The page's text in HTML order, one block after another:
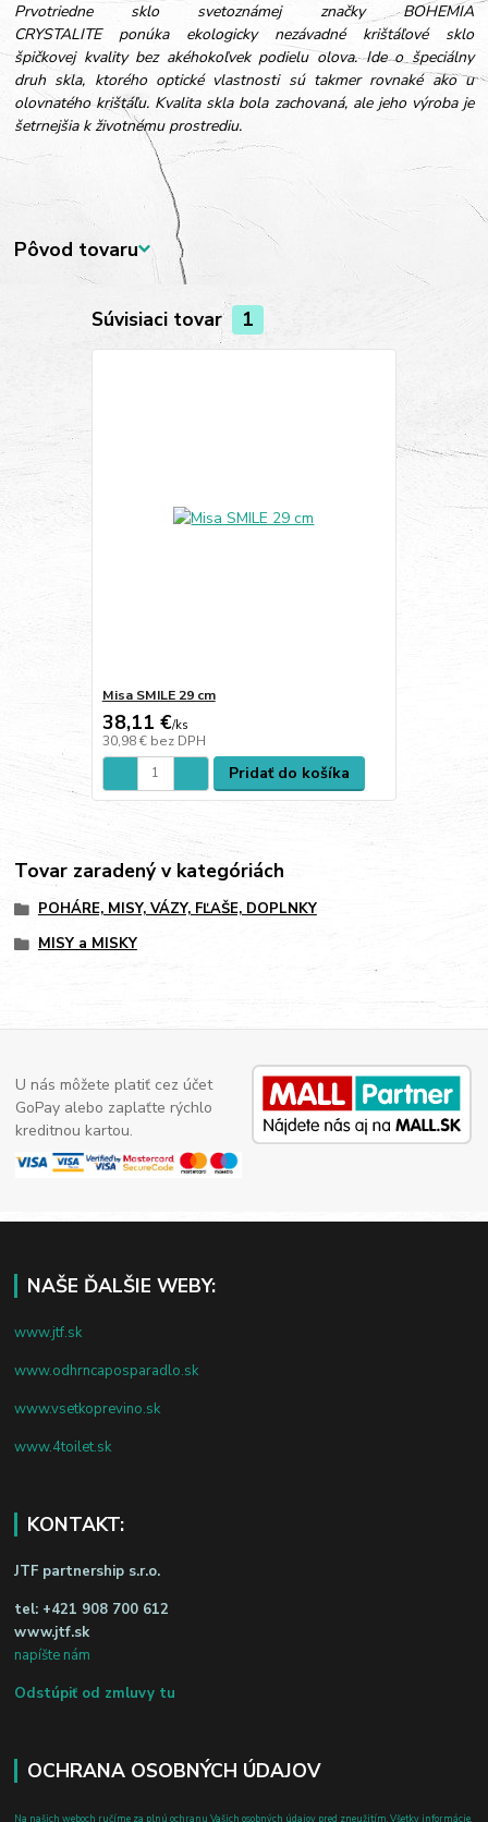
Prvotriedne sklo svetoznámej značky BOHEMIA
CRYSTALITE ponúka ekologicky nezávadné krištáľové sklo
špičkovej kvality bez akéhokoľvek podielu olova. Ide o špeciálny
druh skla, ktorého optické vlastnosti sú takmer rovnaké ako u
olovnatého krištáľu. Kvalita skla bola zachovaná, ale jeho výroba je
šetrnejšia k životnému prostrediu.
Pôvod tovaru
Súvisiaci tovar 1
Misa SMILE 29 cm
38,11 €/ks
30,98 € bez DPH
Pridať do košíka
Tovar zaradený v kategóriách
POHÁRE, MISY, VÁZY, FĽAŠE, DOPLNKY
MISY a MISKY
U nás môžete platiť cez účet
GoPay alebo zaplaťte rýchlo
kreditnou kartou.
NAŠE ĎALŠIE WEBY:
www.jtf.sk
www.odhrncaposparadlo.sk
www.vsetkoprevino.sk
www.4toilet.sk
KONTAKT:
JTF partnership s.r.o.
tel: +421 908 700 612
www.jtf.sk
napíšte nám
Odstúpiť od zmluvy tu
OCHRANA OSOBNÝCH ÚDAJOV
Na našich weboch ručíme za plnú ochranu Vašich osobných údajov pred zneužitím. Všetky informácie,